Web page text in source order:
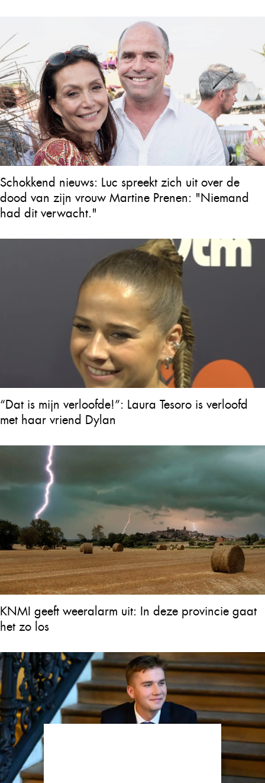
Schokkend nieuws: Luc spreekt zich uit over de
dood van zijn vrouw Martine Prenen: "Niemand
had dit verwacht."
“Dat is mijn verloofde!”: Laura Tesoro is verloofd
met haar vriend Dylan
KNMI geeft weeralarm uit: In deze provincie gaat
het zo los